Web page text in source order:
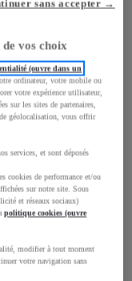
5
4
vos choix
(ouvre dans un
ordinateur, votre mobile ou
votre expérience utilisateur,
sur les sites de partenaires,
géolocalisation, vous offrir
services, et sont déposés
cookies de performance et/ou
sur notre site. Sous
et réseaux sociaux)
politique cookies (ouvre
modifier à tout moment
votre navigation sans
sans accepter →